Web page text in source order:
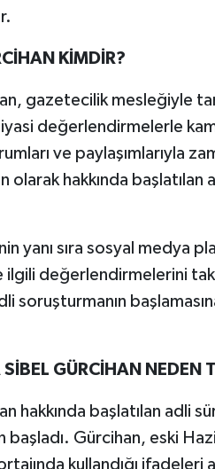
KİMDİR?
gazetecilik mesleğiyle
değerlendirmelerle
ve paylaşımlarıyla
olarak hakkında
yanı sıra sosyal medya
ilgili değerlendirmelerini
soruşturmanın
GÜRCİHAN NEDEN
hakkında başlatılan adli
başladı. Gürcihan, eski
kullandığı ifadeleri